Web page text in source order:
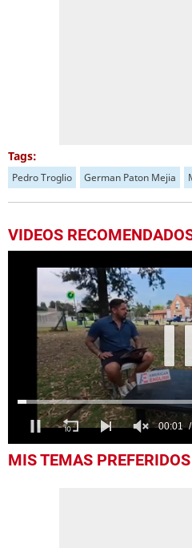
Tags:
Pedro Troglio German Paton Mejia
VIDEOS
seconds
00:02
MIS TEMAS PREFERIDOS